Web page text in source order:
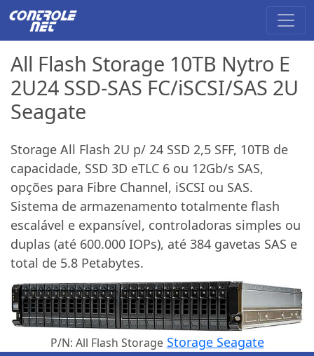
All Flash Storage 10TB Nytro E
2U24 SSD-SAS FC/iSCSI/SAS 2U
Seagate
Storage All Flash 2U p/ 24 SSD 2,5 SFF, 10TB de
capacidade, SSD 3D eTLC 6 ou 12Gb/s SAS,
opções para Fibre Channel, iSCSI ou SAS.
Sistema de armazenamento totalmente flash
escalável e expansível, controladoras simples ou
duplas (até 600.000 IOPs), até 384 gavetas SAS e
total de 5.8 Petabytes.
P/N: All Flash Storage Storage Seagate